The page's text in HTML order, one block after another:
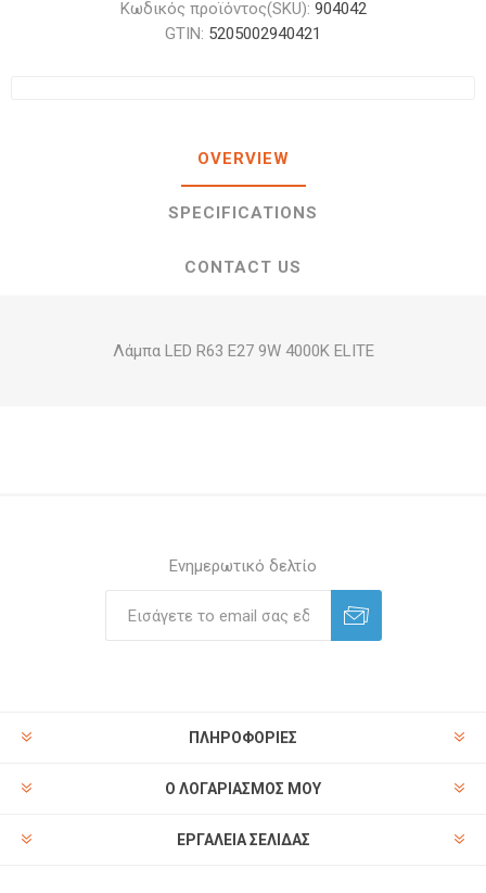
Κωδικός προϊόντος(SKU): 904042
GTIN: 5205002940421
OVERVIEW
SPECIFICATIONS
CONTACT US
Λάμπα LED R63 E27 9W 4000K ELITE
Ενημερωτικό δελτίο
ΠΛΗΡΟΦΟΡΊΕΣ
Ο ΛΟΓΑΡΙΑΣΜΌΣ ΜΟΥ
ΕΡΓΑΛΕΊΑ ΣΕΛΊΔΑΣ